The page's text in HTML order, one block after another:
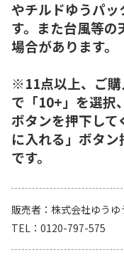
やチルドゆうパ
す。また台風等の
場合があります。
※11点以上、ご購
で「10+」を選択
ボタンを押下し
に入れる」ボタ
です。
販売者
株式会社ゆうゆ
TEL
0120-797-575